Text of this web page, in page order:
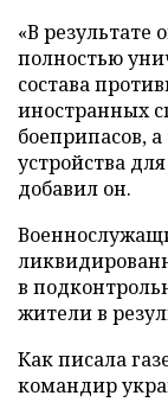
«В результате
полностью
состава
иностранных
боеприпасов,
устройства
добавил он.
в
жители в
Как писала
командир